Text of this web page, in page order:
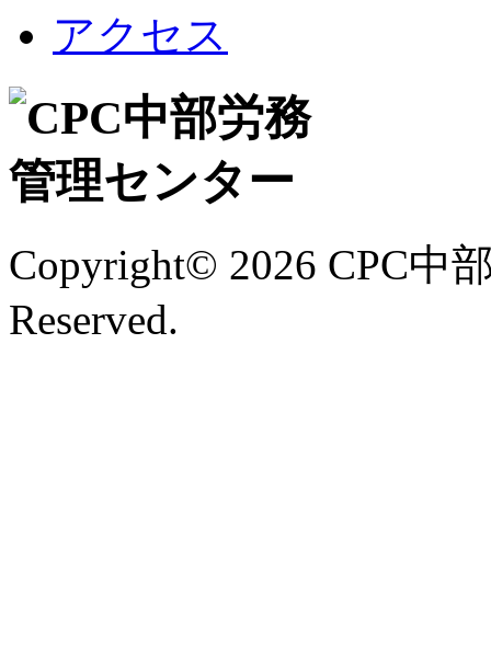
アクセス
Copyright© 2026 CPC中
Reserved.